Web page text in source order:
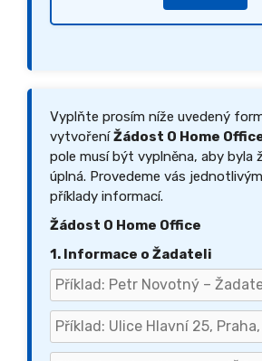
Vyplňte prosím níže uvedený
vytvořeníŽádost O Home
pole musí být vyplněna, aby byla
úplná. Provedeme vás
příklady informací.
Žádost O Home Office
1. Informace o Žadateli